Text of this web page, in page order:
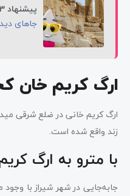
پیشنهاد 3 کلیک
جاهای
ارگ کریم خان
ارگ کریم خانی در ضلع شرقی
زند واقع شده است.
با مترو به ارگ
جابه‌جایی در شهر شیراز با